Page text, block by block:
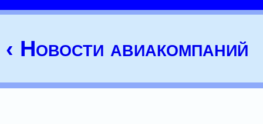
‹ Новости авиакомпаний